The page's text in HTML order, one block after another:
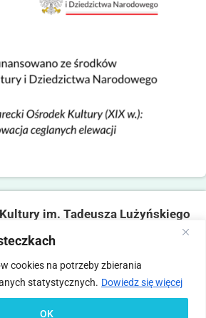
cookies na potrzeby zbierania
statystycznych. Dowiedz się więcej
OK
im. Tadeusza Lużyńskiego
2, 05-270 Marki
06,mokmarki@mokmarki.pl
Polityka
prywatności
Deklaracja
Standardy Ochrony